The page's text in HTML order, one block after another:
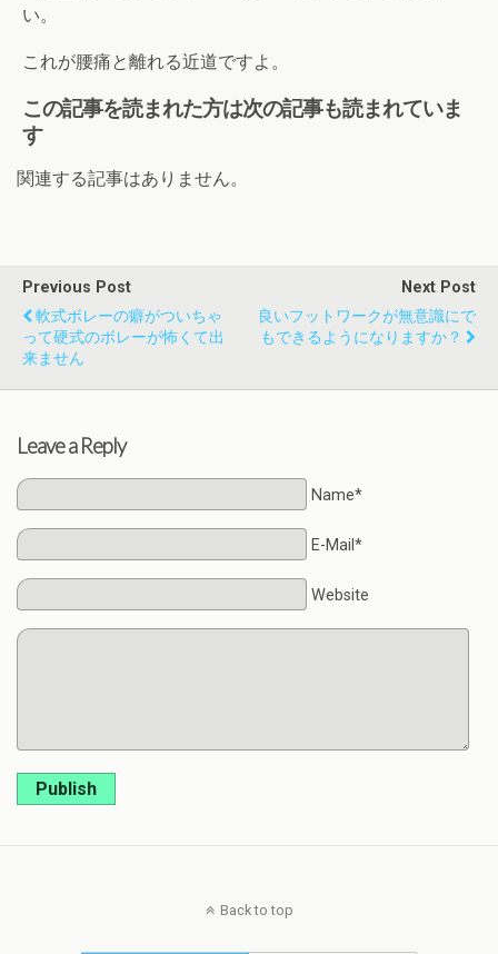
い。
これが腰痛と離れる近道ですよ。
この記事を読まれた方は次の記事も読まれていま
す
関連する記事はありません。
Previous Post
軟式ボレーの癖がついちゃ
って硬式のボレーが怖くて出
来ません
Next Post
良いフットワークが無意識にで
もできるようになりますか？
Leave a Reply
Name*
E-Mail*
Website
Publish
Back to top